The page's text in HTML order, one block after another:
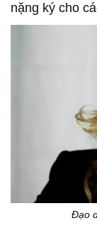
nặng ký cho
Đạo